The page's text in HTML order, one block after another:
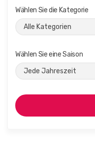
Wählen Sie die Kategorie
Wählen Sie eine Saison